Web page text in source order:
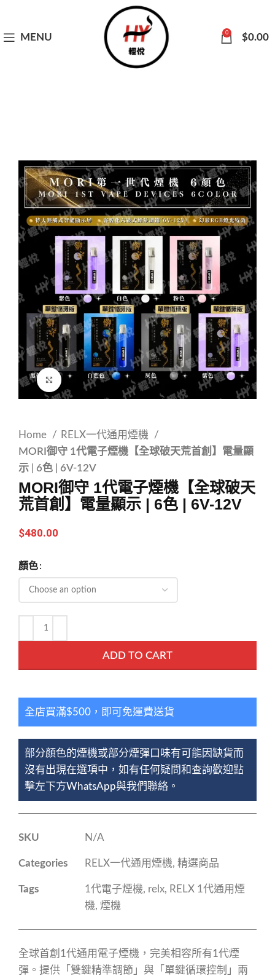
MENU 0 $0.00
Click to enlarge
Home
RELX一代通用煙機
MORI御守 1代電子煙機【全球破天荒首創】電量顯
示 | 6色 | 6V-12V
MORI御守 1代電子煙機【全球破天
荒首創】電量顯示 | 6色 | 6V-12V
$480.00
顏色
ADD TO CART
全店買滿$500，即可免運費送貨
部分顏色的煙機或部分煙彈口味有可能因缺貨而
沒有出現在選項中，如有任何疑問和查詢歡迎點
擊左下方WhatsApp與我們聯絡。
SKU N/A
Categories RELX一代通用煙機, 精選商品
Tags 1代電子煙機, relx, RELX 1代通用煙
機, 煙機
全球首創1代通用電子煙機，完美相容所有1代煙
彈。提供「雙鍵精準調節」與「單鍵循環控制」兩